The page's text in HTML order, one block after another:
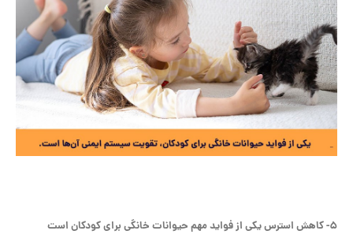
۵- کاهش استرس یکی از فواید مهم حیوانات خانگی برای کودکان است